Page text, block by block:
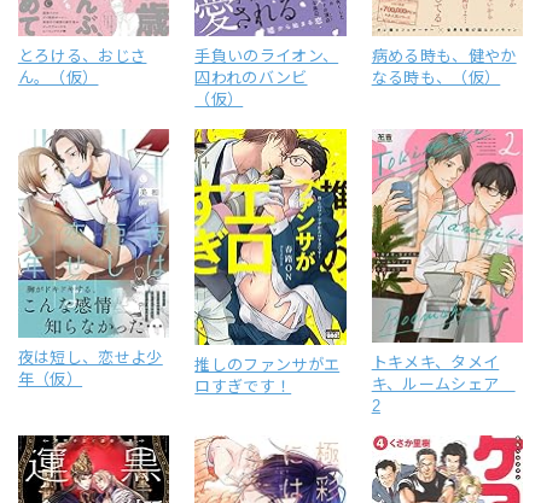
とろける、おじさ
ん。（仮）
手負いのライオン、
囚われのバンビ
（仮）
病める時も、健やか
なる時も、（仮）
夜は短し、恋せよ少
年（仮）
推しのファンサがエ
ロすぎです！
トキメキ、タメイ
キ、ルームシェア
2